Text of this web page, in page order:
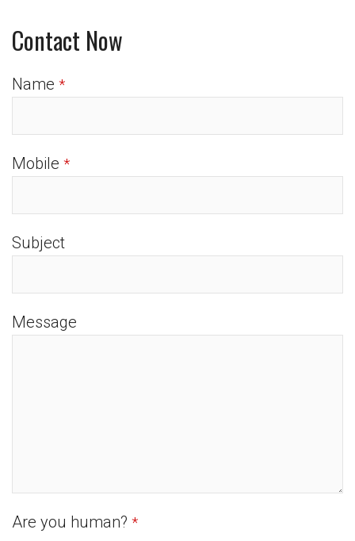
Contact Now
Name *
Mobile *
Subject
Message
Are you human? *